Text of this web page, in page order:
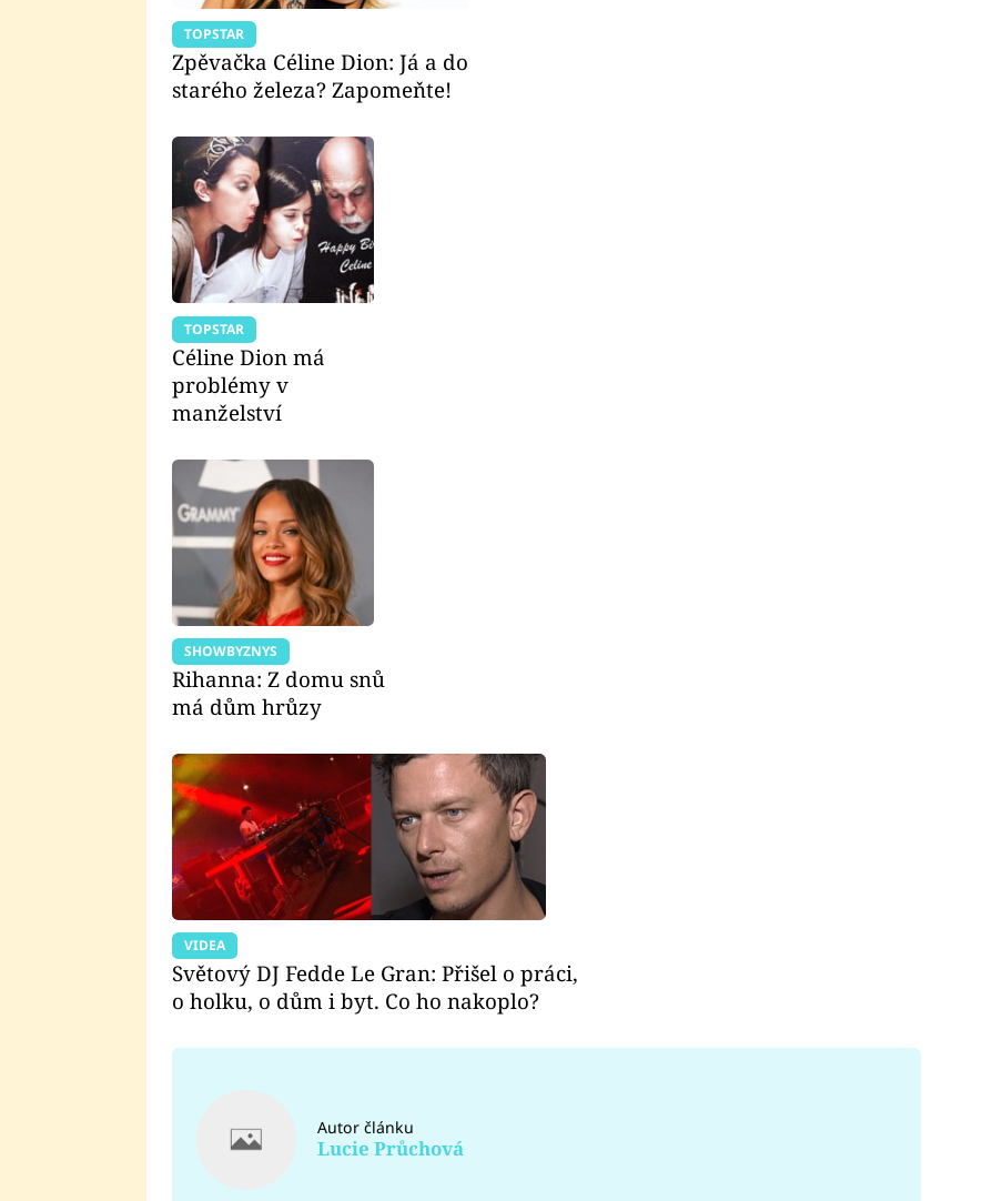
TOPSTAR
Zpěvačka Céline Dion: Já a do
starého železa? Zapomeňte!
TOPSTAR
Céline Dion má
problémy v
manželství
SHOWBYZNYS
Rihanna: Z domu snů
má dům hrůzy
VIDEA
Světový DJ Fedde Le Gran: Přišel o práci,
o holku, o dům i byt. Co ho nakoplo?
Autor článku
Lucie Průchová